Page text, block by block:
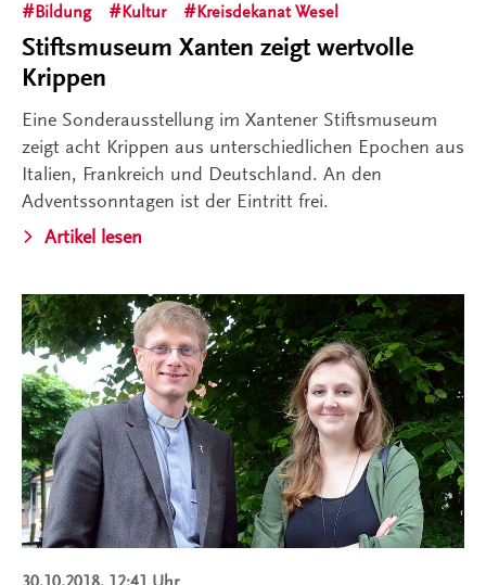
Bildung
Kultur Kreisdekanat Wesel
Stiftsmuseum Xanten zeigt wertvolle
Krippen
Eine Sonderausstellung im Xantener Stiftsmuseum
zeigt acht Krippen aus unterschiedlichen Epochen aus
Italien, Frankreich und Deutschland. An den
Adventssonntagen ist der Eintritt frei.
Artikel lesen